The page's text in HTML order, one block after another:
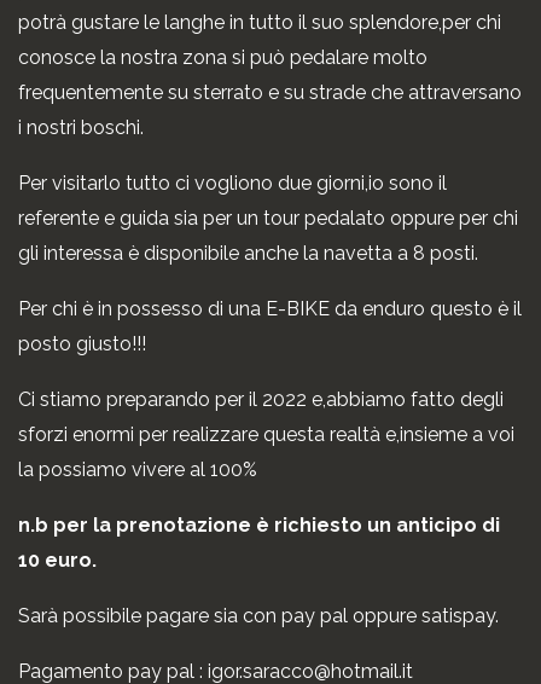
potrà gustare le langhe in tutto il suo splendore,per chi
conosce la nostra zona si può pedalare molto
frequentemente su sterrato e su strade che attraversano
i nostri boschi.
Per visitarlo tutto ci vogliono due giorni,io sono il
referente e guida sia per un tour pedalato oppure per chi
gli interessa è disponibile anche la navetta a 8 posti.
Per chi è in possesso di una E-BIKE da enduro questo è il
posto giusto!!!
Ci stiamo preparando per il 2022 e,abbiamo fatto degli
sforzi enormi per realizzare questa realtà e,insieme a voi
la possiamo vivere al 100%
n.b per la prenotazione è richiesto un anticipo di
10 euro.
Sarà possibile pagare sia con pay pal oppure satispay.
Pagamento pay pal : igor.saracco@hotmail.it